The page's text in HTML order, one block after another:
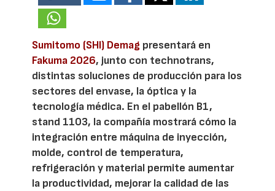
Sumitomo (SHI) Demag presentará en
Fakuma 2026, junto con technotrans,
distintas soluciones de producción para los
sectores del envase, la óptica y la
tecnología médica. En el pabellón B1,
stand 1103, la compañía mostrará cómo la
integración entre máquina de inyección,
molde, control de temperatura,
refrigeración y material permite aumentar
la productividad, mejorar la calidad de las